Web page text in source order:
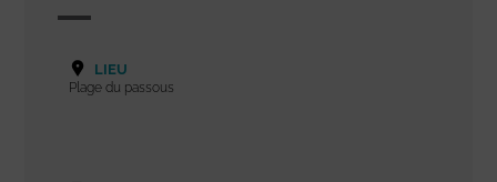
LIEU
Plage du passous